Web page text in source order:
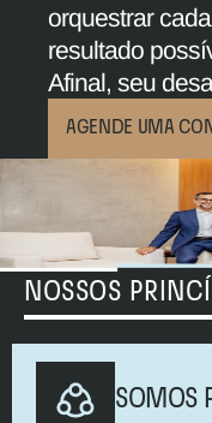
orquestrar
resultado
Afinal, seu
AGENDE UMA
NOSSOS
SOMOS